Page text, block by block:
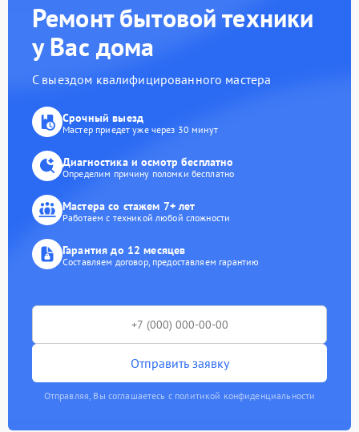
Ремонт бытовой техники
у Вас дома
С выездом квалифицированного мастера
Срочный выезд
Мастер приедет уже через 30 минут
Диагностика и осмотр бесплатно
Определим причину поломки бесплатно
Мастера со стажем 7+ лет
Работаем с техникой любой сложности
Гарантия до 12 месяцев
Составляем договор, предоставляем гарантию
Отправить заявку
Отправляя, Вы соглашаетесь с политикой конфиденциальности